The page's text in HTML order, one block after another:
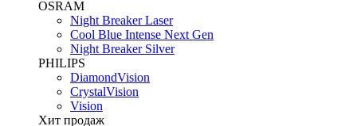
OSRAM
Night Breaker Laser
Cool Blue Intense Next Gen
Night Breaker Silver
PHILIPS
DiamondVision
CrystalVision
Vision
Хит продаж